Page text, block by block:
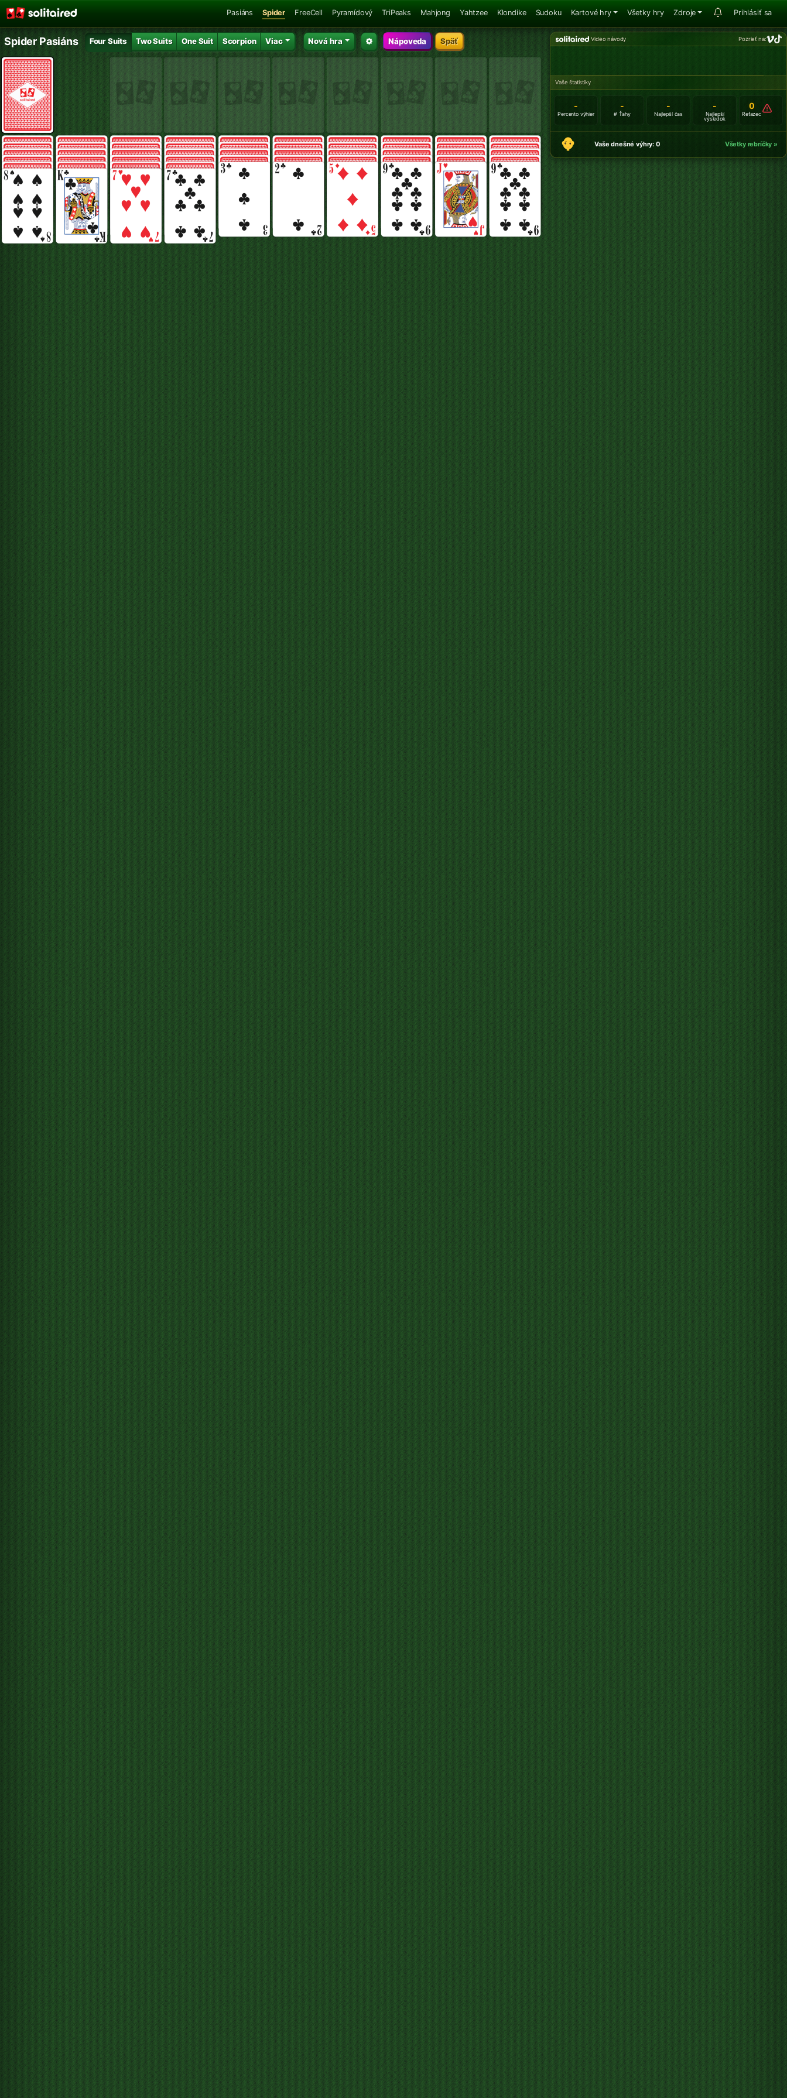
Pasiáns Spider FreeCell Pyramídový TriPeaks Mahjong Yahtzee Klondike Sudoku Kartové hry Všetky hry Zdroje Prihlásiť sa
Spider Pasiáns Four Suits Two Suits One Suit Scorpion Viac Nová hra Nápoveda Späť Video návody Pozrieť na:
Vaše štatistiky
-
Percento výhier
-
# Ťahy
-
Najlepší čas
-
Najlepší
výsledok
0
Reťazec
Vaše dnešné výhry: 0 Všetky rebríčky »